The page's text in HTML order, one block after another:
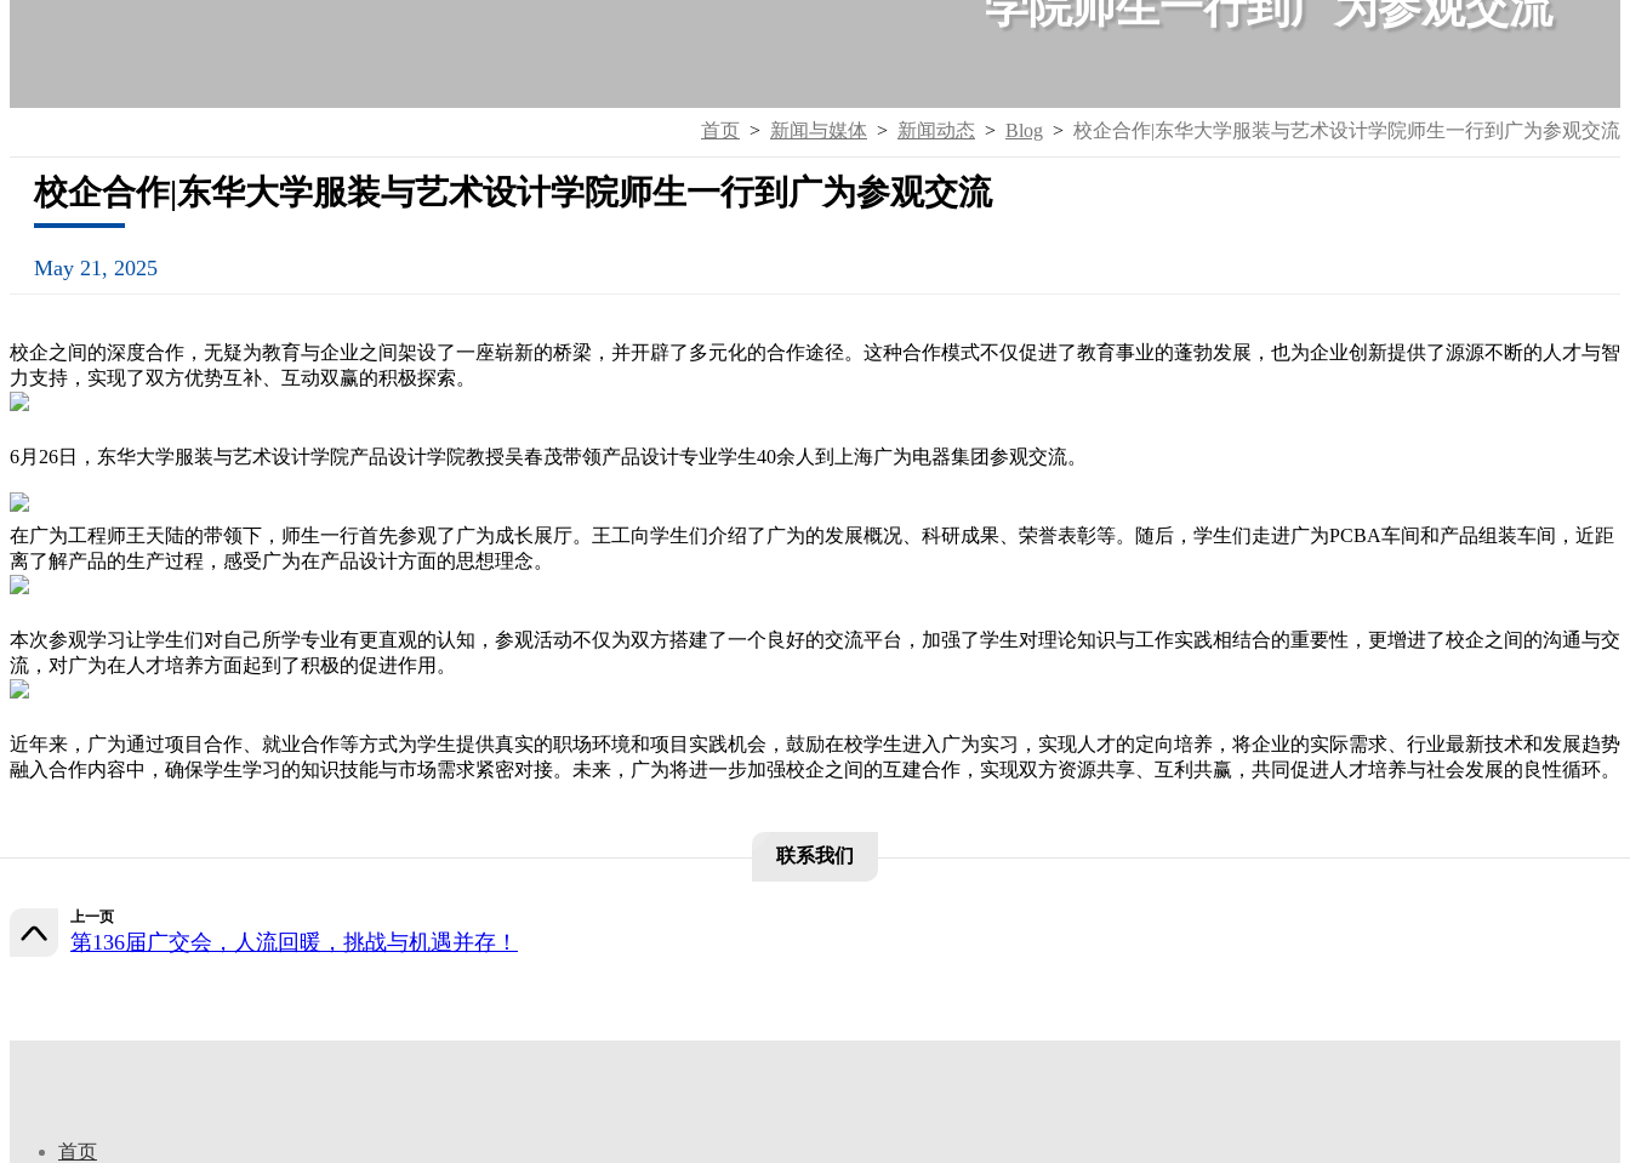
首页 > 新闻与媒体 > 新闻动态 > Blog > 校企合作|东华大学服装与艺术设计学院师生一行到广为参观交流
校企合作|东华大学服装与艺术设计学院师生一行到广为参观交流
May 21, 2025
校企之间的深度合作，无疑为教育与企业之间架设了一座崭新的桥梁，并开辟了多元化的合作途径。这种合作模式不仅促进了教育事业的蓬勃发展，也为企业创新提供了源源不断的人才与智
力支持，实现了双方优势互补、互动双赢的积极探索。
6月26日，东华大学服装与艺术设计学院产品设计学院教授吴春茂带领产品设计专业学生40余人到上海广为电器集团参观交流。
在广为工程师王天陆的带领下，师生一行首先参观了广为成长展厅。王工向学生们介绍了广为的发展概况、科研成果、荣誉表彰等。随后，学生们走进广为PCBA车间和产品组装车间，近距
离了解产品的生产过程，感受广为在产品设计方面的思想理念。
本次参观学习让学生们对自己所学专业有更直观的认知，参观活动不仅为双方搭建了一个良好的交流平台，加强了学生对理论知识与工作实践相结合的重要性，更增进了校企之间的沟通与交
流，对广为在人才培养方面起到了积极的促进作用。
近年来，广为通过项目合作、就业合作等方式为学生提供真实的职场环境和项目实践机会，鼓励在校学生进入广为实习，实现人才的定向培养，将企业的实际需求、行业最新技术和发展趋势
融入合作内容中，确保学生学习的知识技能与市场需求紧密对接。未来，广为将进一步加强校企之间的互建合作，实现双方资源共享、互利共赢，共同促进人才培养与社会发展的良性循环。
联系我们
上一页
第136届广交会，人流回暖，挑战与机遇并存！
首页